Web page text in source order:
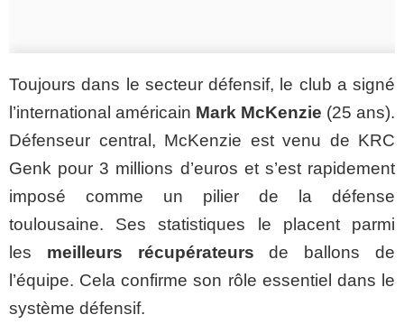
Toujours dans le secteur défensif, le club a signé
l’international américain Mark McKenzie (25 ans).
Défenseur central, McKenzie est venu de KRC
Genk pour 3 millions d’euros et s’est rapidement
imposé comme un pilier de la défense
toulousaine. Ses statistiques le placent parmi
les meilleurs récupérateurs de ballons de
l’équipe. Cela confirme son rôle essentiel dans le
système défensif.